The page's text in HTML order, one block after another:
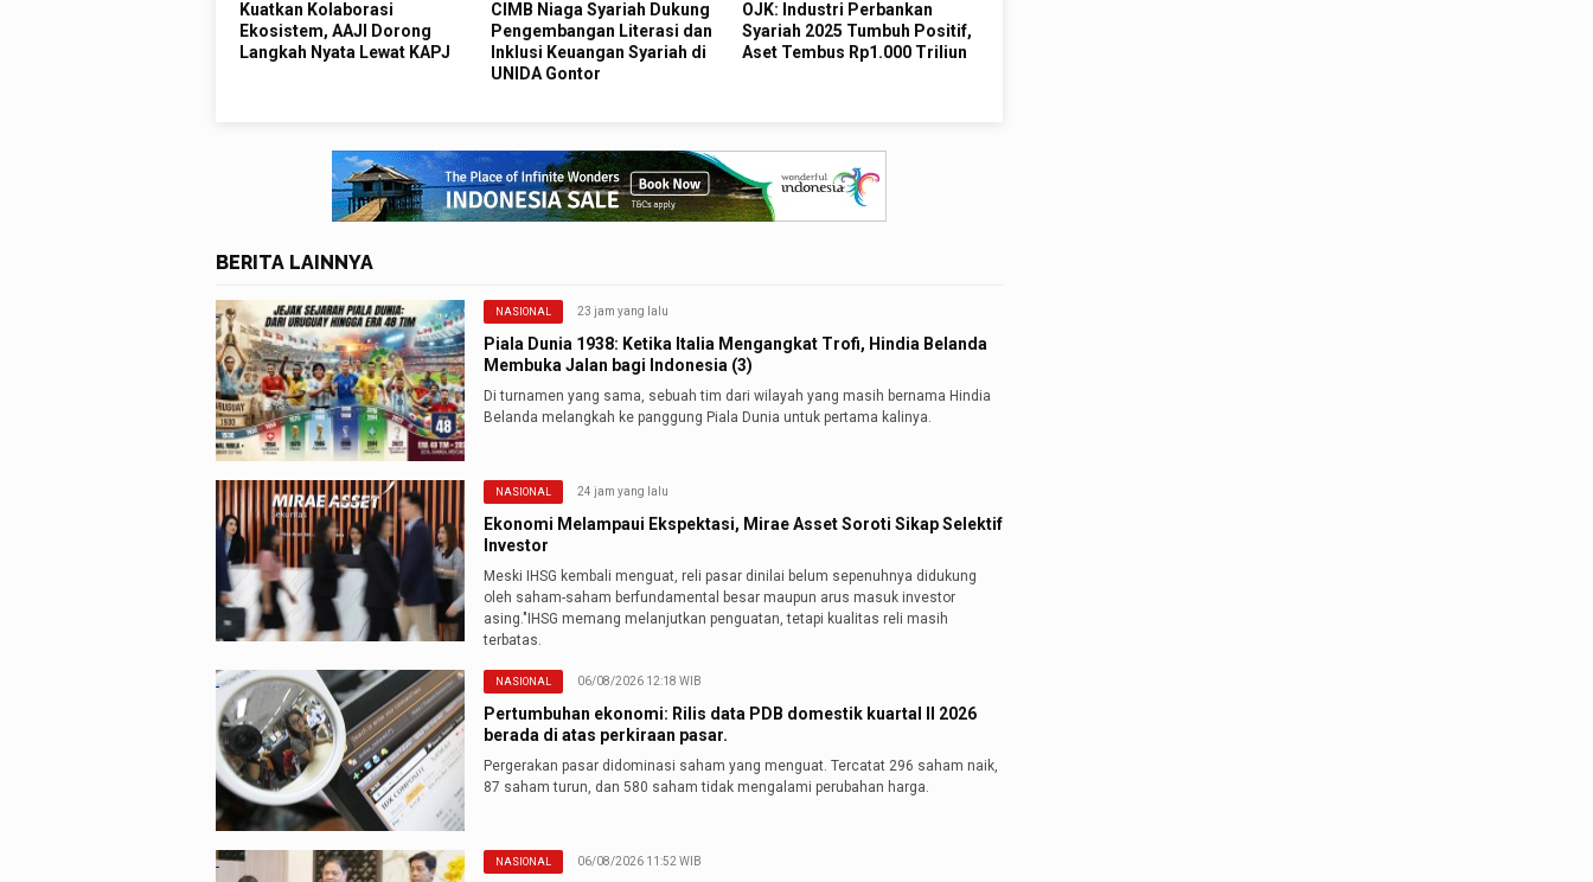
Kuatkan Kolaborasi
Ekosistem, AAJI Dorong
Langkah Nyata Lewat KAPJ
CIMB Niaga Syariah Dukung
Pengembangan Literasi dan
Inklusi Keuangan Syariah di
UNIDA Gontor
OJK: Industri Perbankan
Syariah 2025 Tumbuh Positif,
Aset Tembus Rp1.000 Triliun
BERITA LAINNYA
NASIONAL 23 jam yang lalu
Piala Dunia 1938: Ketika Italia Mengangkat Trofi, Hindia Belanda
Membuka Jalan bagi Indonesia (3)
Di turnamen yang sama, sebuah tim dari wilayah yang masih bernama Hindia
Belanda melangkah ke panggung Piala Dunia untuk pertama kalinya.
NASIONAL 24 jam yang lalu
Ekonomi Melampaui Ekspektasi, Mirae Asset Soroti Sikap Selektif
Investor
Meski IHSG kembali menguat, reli pasar dinilai belum sepenuhnya didukung
oleh saham-saham berfundamental besar maupun arus masuk investor
asing."IHSG memang melanjutkan penguatan, tetapi kualitas reli masih
terbatas.
NASIONAL 06/08/2026 12:18 WIB
Pertumbuhan ekonomi: Rilis data PDB domestik kuartal II 2026
berada di atas perkiraan pasar.
Pergerakan pasar didominasi saham yang menguat. Tercatat 296 saham naik,
87 saham turun, dan 580 saham tidak mengalami perubahan harga.
NASIONAL 06/08/2026 11:52 WIB